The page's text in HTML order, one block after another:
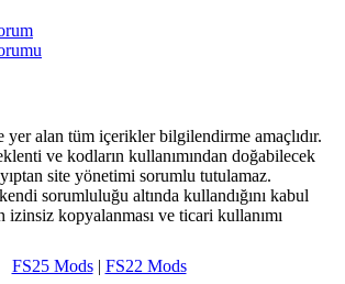
yer alan tüm içerikler bilgilendirme amaçlıdır.
ve kodların kullanımından doğabilecek
site yönetimi sorumlu tutulamaz.
sorumluluğu altında kullandığını kabul
kopyalanması ve ticari kullanımı
FS25 Mods| FS22 Mods